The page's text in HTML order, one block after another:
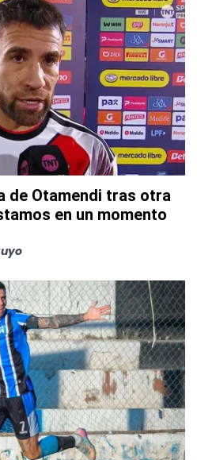
de Otamendi tras otra
en un momento